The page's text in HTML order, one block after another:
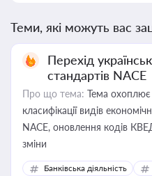
Теми, які можуть вас
Перехід
стандартів NACE
Про що тема: Тема охоплює
класифікації видів
NACE, оновлення кодів
зміни
Банківська діяльність